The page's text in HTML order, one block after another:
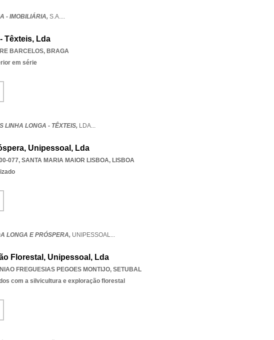
- IMOBILIÁRIA, S.A....
Têxteis, Lda
BARCELOS, BRAGA
em série
LINHA LONGA - TÊXTEIS, LDA...
Unipessoal, Lda
077, SANTA MARIA MAIOR LISBOA, LISBOA
LONGA E PRÓSPERA, UNIPESSOAL...
Florestal, Unipessoal, Lda
FREGUESIAS PEGOES MONTIJO, SETUBAL
com a silvicultura e exploração florestal